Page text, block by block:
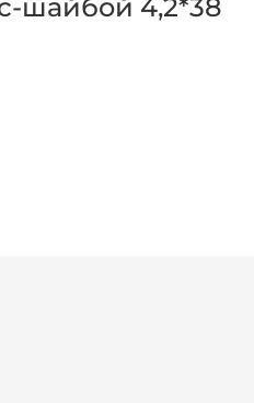
шайбой 4,2*38